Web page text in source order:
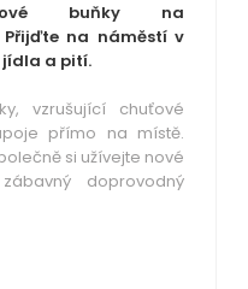
buňky na
Přijďte na náměstí v
jídla a pití.
vzrušující chuťové
přímo na místě.
si užívejte nové
doprovodný